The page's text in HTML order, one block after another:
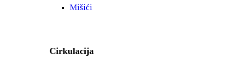
Mišići
Cirkulacija